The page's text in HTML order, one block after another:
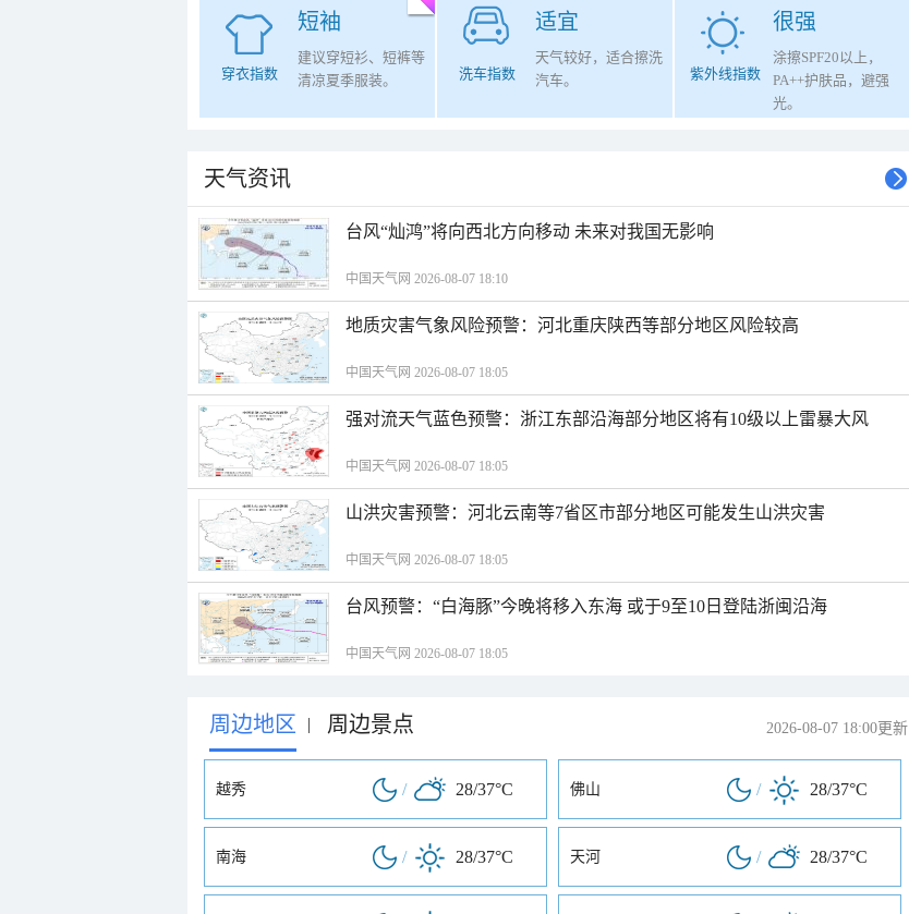
短袖
穿衣指数
建议穿短衫、短裤等
清凉夏季服装。
适宜
洗车指数
天气较好，适合擦洗
汽车。
很强
紫外线指数
涂擦SPF20以上，
PA++护肤品，避强
光。
天气资讯
台风“灿鸿”将向西北方向移动 未来对我国无影响
中国天气网 2026-08-07 18:10
地质灾害气象风险预警：河北重庆陕西等部分地区风险较高
中国天气网 2026-08-07 18:05
强对流天气蓝色预警：浙江东部沿海部分地区将有10级以上雷暴大风
中国天气网 2026-08-07 18:05
山洪灾害预警：河北云南等7省区市部分地区可能发生山洪灾害
中国天气网 2026-08-07 18:05
台风预警：“白海豚”今晚将移入东海 或于9至10日登陆浙闽沿海
中国天气网 2026-08-07 18:05
周边地区 | 周边景点 2026-08-07 18:00更新
越秀 / 28/37°C 佛山 / 28/37°C
南海 / 28/37°C 天河 / 28/37°C